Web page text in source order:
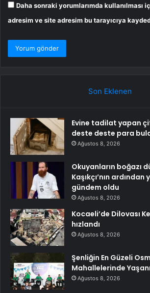
Daha sonraki yorumlarımda kullanılması
adresim ve site adresim bu tarayıcıya
Son Eklenen
Evine tadilat yapan
deste deste para
Ağustos 8, 2026
Okuyanların boğazı
Kaşıkçı’nın
gündem oldu
Ağustos 8, 2026
Kocaeli’de Dilovası
hızlandı
Ağustos 8, 2026
Şenliğin En Güzeli
Mahallelerinde
Ağustos 8, 2026